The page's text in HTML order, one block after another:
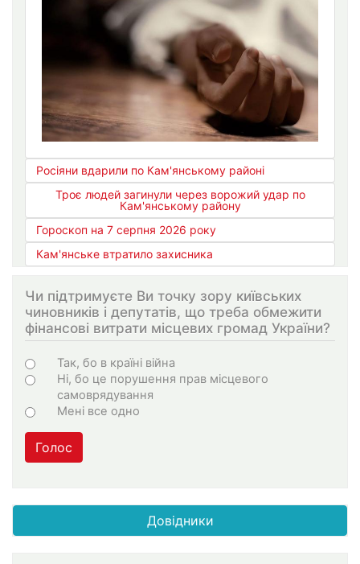
Росіяни вдарили по Кам'янському районі
Троє людей загинули через ворожий удар по
Кам'янському району
Гороскоп на 7 серпня 2026 року
Кам'янське втратило захисника
Чи підтримуєте Ви точку зору київських
чиновників і депутатів, що треба обмежити
фінансові витрати місцевих громад України?
Варіанти
Так, бо в країні війна
Ні, бо це порушення прав місцевого
самоврядування
Мені все одно
Голос
Довідники